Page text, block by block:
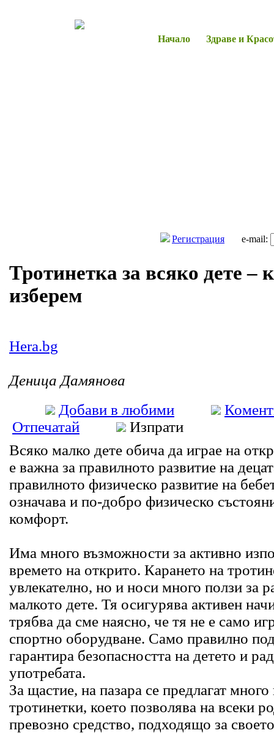
Начало Здраве и
Регистрация e-mail:
Тротинетка за всяко дете –
изберем
Hera.bg
Деница Дамянова
Добави в любими
Отпечатай
Изпрати
Всяко малко дете обича да играе на
е важна за правилното развитие на
правилното физическо развитие на
означава и по-добро физическо
комфорт.
Има много възможности за активно
времето на открито. Карането на
увлекателно, но и носи много ползи за
малкото дете. Тя осигурява активен
трябва да сме наясно, че тя не е само
спортно оборудване. Само правилно
гарантира безопасността на детето и
употребата.
За щастие, на пазара се предлагат
тротинетки, което позволява на всеки
превозно средство, подходящо за